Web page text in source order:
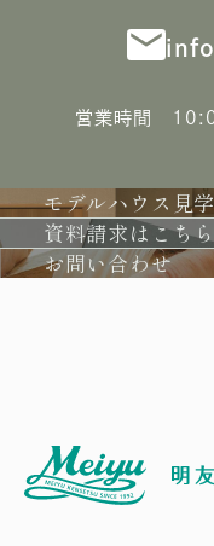
営業時間
モデルハウス見学
資料請求はこちら
お問い合わせ